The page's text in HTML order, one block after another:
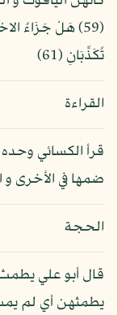
تُكَذِّبَانِ (61)
القراءة
قرأ الكسائي
ضمها في الأخرى و
الحجة
قال أبو علي
يطمثهن أي لم